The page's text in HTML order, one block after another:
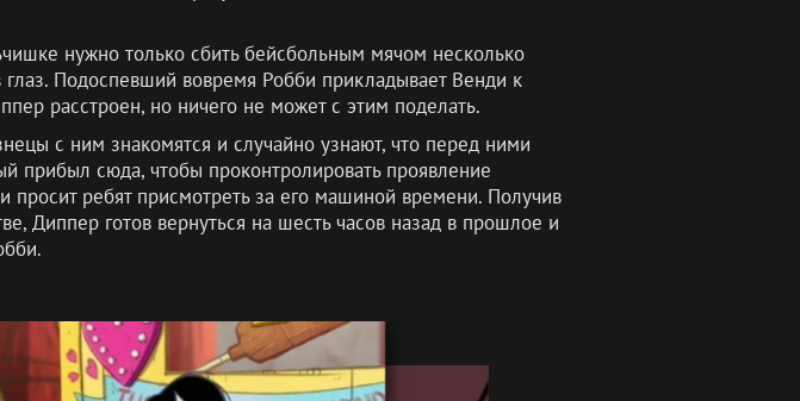
нужно только сбить бейсбольным мячом несколько
глаз. Подоспевший вовремя Робби прикладывает Венди к
расстроен, но ничего не может с этим поделать.
с ним знакомятся и случайно узнают, что перед ними
прибыл сюда, чтобы проконтролировать проявление
ребят присмотреть за его машиной времени. Получив
Диппер готов вернуться на шесть часов назад в прошлое и